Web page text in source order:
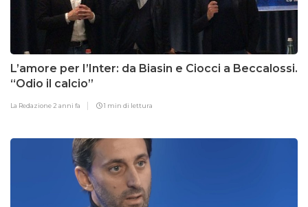
L’amore per I’Inter: da Biasin e Ciocci a Beccalossi.
“Odio il calcio”
La Redazione 2 anni fa 1 min di lettura